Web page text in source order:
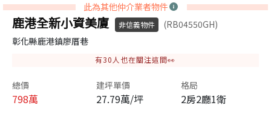
此為其他仲介業者物件
鹿港全新小資美廈 非信義物件
(RB04550GH)
彰化縣鹿港鎮廖厝巷
有30 人也在關注這間👀
總價
798萬
建坪單價
27.79萬/坪
格局
2房2廳1衛